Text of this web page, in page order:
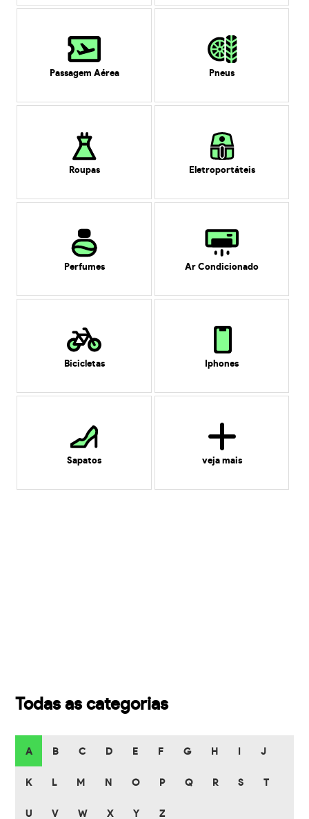
Passagem Aérea Pneus
Roupas Eletroportáteis
Perfumes Ar Condicionado
Bicicletas Iphones
Sapatos veja mais
Todas as categorias
A B C D E F G H J
K L M N O P Q R S T
U V W X Y Z